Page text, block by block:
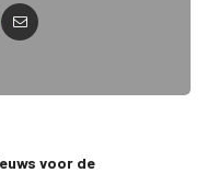
voor de